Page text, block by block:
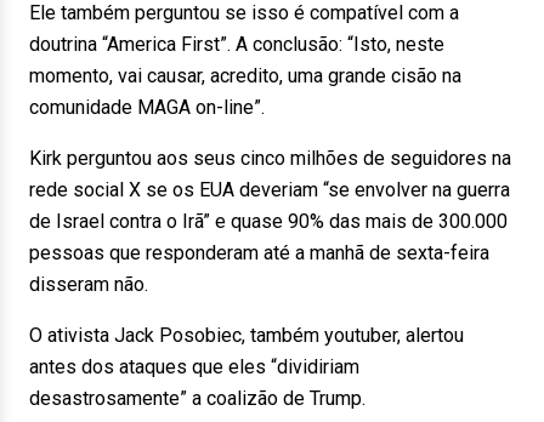
Ele também perguntou se isso é compatível com a
doutrina “America First”. A conclusão: “Isto, neste
momento, vai causar, acredito, uma grande cisão na
comunidade MAGA on-line”.
Kirk perguntou aos seus cinco milhões de seguidores na
rede social X se os EUA deveriam “se envolver na guerra
de Israel contra o Irã” e quase 90% das mais de 300.000
pessoas que responderam até a manhã de sexta-feira
disseram não.
O ativista Jack Posobiec, também youtuber, alertou
antes dos ataques que eles “dividiriam
desastrosamente” a coalizão de Trump.